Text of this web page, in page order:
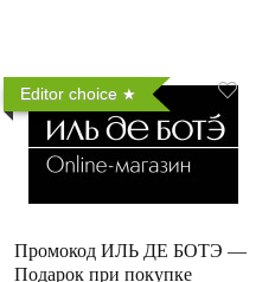
Editor choice
Промокод ИЛЬ ДЕ БОТЭ —
Подарок при покупке